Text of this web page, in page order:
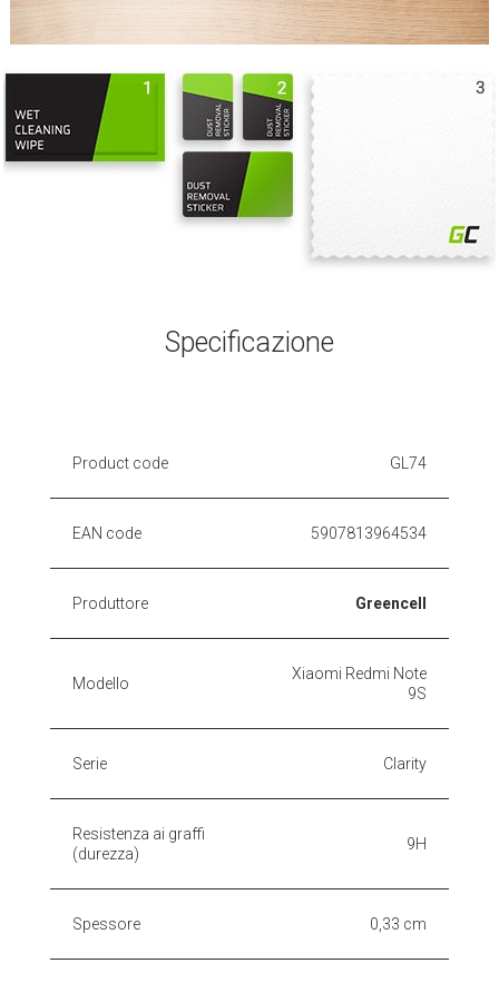
Specificazione
Product code GL74
EAN code 5907813964534
Produttore Greencell
Modello
Xiaomi Redmi Note
9S
Serie Clarity
Resistenza ai graffi
(durezza)
9H
Spessore 0,33 cm